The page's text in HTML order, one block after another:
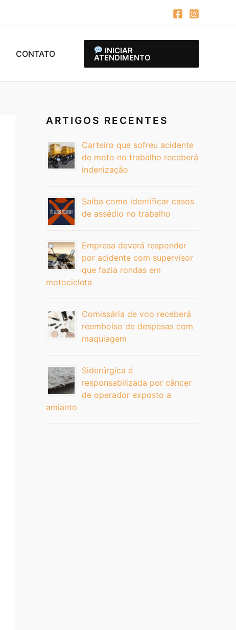
CONTATO INICIAR
ATENDIMENTO
ARTIGOS RECENTES
Carteiro que sofreu acidente
de moto no trabalho receberá
indenização
Saiba como identificar casos
de assédio no trabalho
Empresa deverá responder
por acidente com supervisor
que fazia rondas em
motocicleta
Comissária de voo receberá
reembolso de despesas com
maquiagem
Siderúrgica é
responsabilizada por câncer
de operador exposto a
amianto